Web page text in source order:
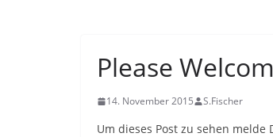
Please
14. November 2015 S.Fischer
Um dieses Post zu sehen melde